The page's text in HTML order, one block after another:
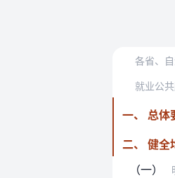
各省、
一、 总体
二、 健全
（一）